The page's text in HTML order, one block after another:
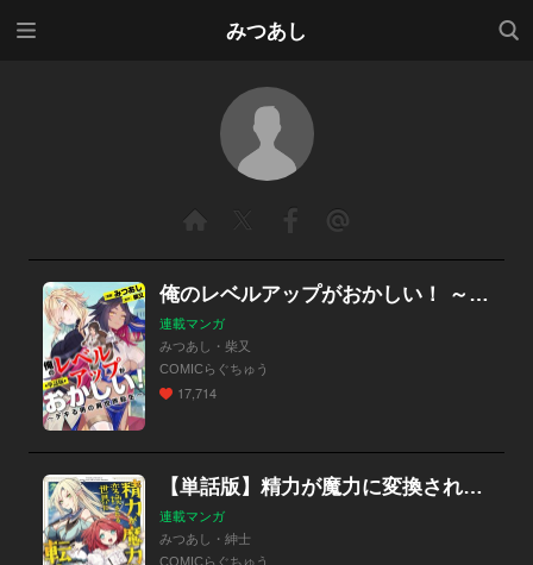
みつあし
検索
俺のレベルアップがおかしい！ ～デキる男の異世界転生～（フルカラー全年齢版）【タテヨミ】
連載マンガ
みつあし・柴又
COMICらぐちゅう
17,714
【単話版】精力が魔力に変換される世界に転生しました（フルカラー）
連載マンガ
みつあし・紳士
COMICらぐちゅう